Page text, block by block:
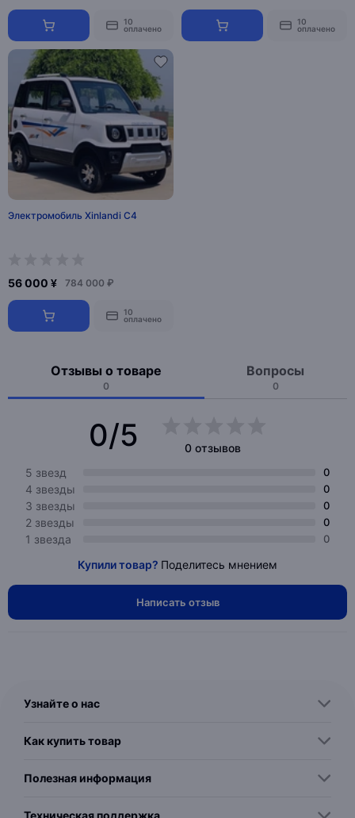
10
оплачено
10
оплачено
Электромобиль Xinlandi C4
56 000 ¥ 784 000 ₽
10
оплачено
Отзывы о товаре
0
Вопросы
0
0/5
0 отзывов
5 звезд
0
4 звезды 0
3 звезды 0
2 звезды 0
1 звезда 0
Купили товар? Поделитесь мнением
Написать отзыв
Узнайте о нас
Как купить товар
Полезная информация
Техническая поддержка